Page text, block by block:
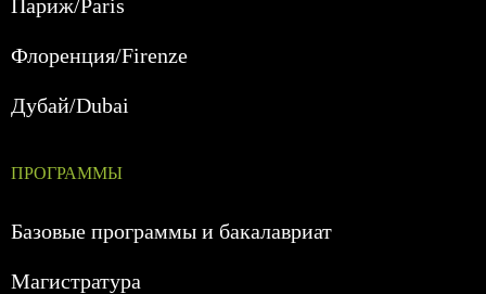
Париж/Paris
Флоренция/Firenze
Дубай/Dubai
ПРОГРАММЫ
Базовые программы и бакалавриат
Магистратура